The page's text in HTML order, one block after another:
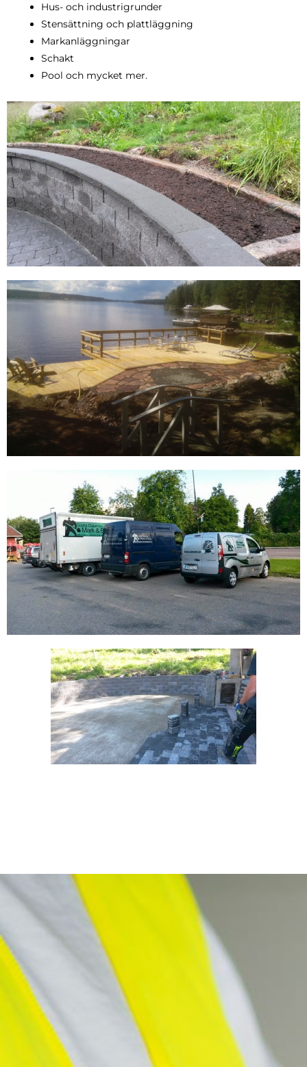
Hus- och industrigrunder
Stensättning och plattläggning
Markanläggningar
Schakt
Pool och mycket mer.